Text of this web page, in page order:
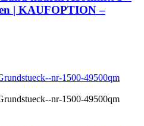
| KAUFOPTION –